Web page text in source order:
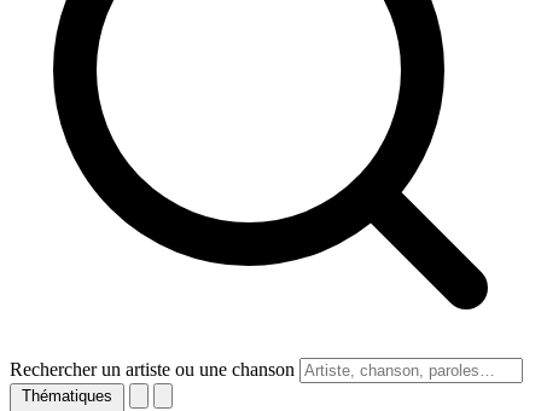
Rechercher un artiste ou une chanson
Thématiques